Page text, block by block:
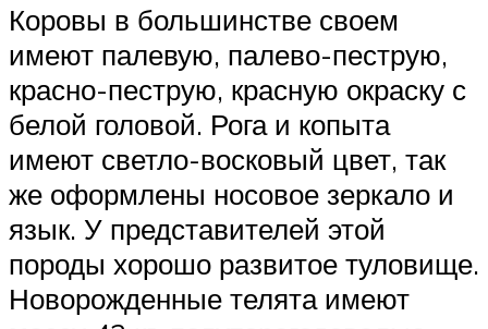
Коровы в большинстве своем
имеют палевую, палево-пеструю,
красно-пеструю, красную окраску с
белой головой. Рога и копыта
имеют светло-восковый цвет, так
же оформлены носовое зеркало и
язык. У представителей этой
породы хорошо развитое туловище.
Новорожденные телята имеют